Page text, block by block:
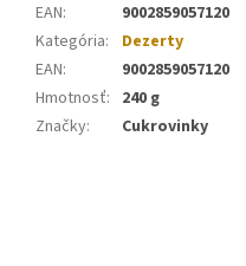
EAN:
9002859057120
Kategória:
Dezerty
EAN:
9002859057120
Hmotnosť: 240 g
Značky: Cukrovinky